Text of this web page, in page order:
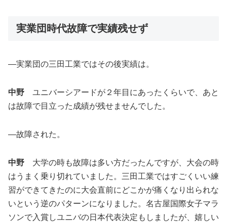
実業団時代故障で実績残せず
―実業団の三田工業ではその後実績は。
中野 ユニバーシアードが２年目にあったくらいで、あと
は故障で目立った成績が残せませんでした。
―故障された。
中野 大学の時も故障は多い方だったんですが、大会の時
はうまく乗り切れていました。三田工業ではすごくいい練
習ができてきたのに大会直前にどこかが痛くなり出られな
いという逆のパターンになりました。名古屋国際女子マラ
ソンで入賞しユニバの日本代表決定もしましたが、嬉しい